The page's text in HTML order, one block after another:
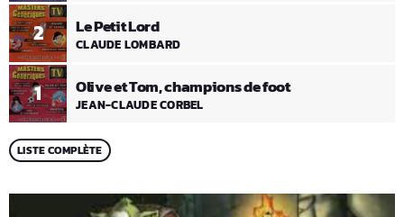
1 Olive et Tom, champions de foot
JEAN-CLAUDE CORBEL
2 Le Petit Lord
CLAUDE LOMBARD
LISTE COMPLÈTE